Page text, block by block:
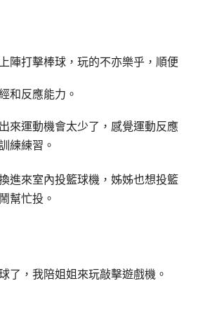
陣打擊棒球，玩的不亦樂乎，順便
和反應能力。
來運動機會太少了，感覺運動反應
練練習。
進來室內投籃球機，姊姊也想投籃
幫忙投。
了，我陪姐姐來玩敲擊遊戲機。